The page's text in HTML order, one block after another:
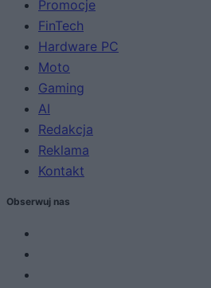
Promocje
FinTech
Hardware PC
Moto
Gaming
AI
Redakcja
Reklama
Kontakt
Obserwuj nas